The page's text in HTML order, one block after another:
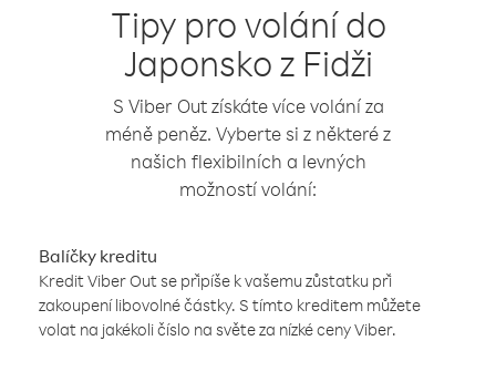
Tipy pro volání do
Japonsko z Fidži
S Viber Out získáte více volání za
méně peněz. Vyberte si z některé z
našich flexibilních a levných
možností volání:
Balíčky kreditu
Kredit Viber Out se připíše k vašemu zůstatku při
zakoupení libovolné částky. S tímto kreditem můžete
volat na jakékoli číslo na světe za nízké ceny Viber.